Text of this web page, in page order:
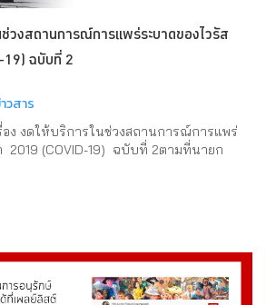
ช่วงสถานการณ์การแพร่ระบาดของไวรัส
19) ฉบับที่ 2
วสาร
ง งดให้บริการในช่วงสถานการณ์การแพร่
2019 (COVID-19) ฉบับที่ 2ตามที่นายก